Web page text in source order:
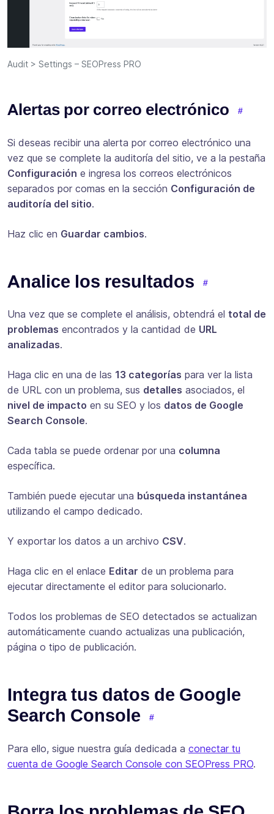
Audit > Settings – SEOPress PRO
Alertas por correo electrónico
Si deseas recibir una alerta por correo electrónico una
vez que se complete la auditoría del sitio, ve a la pestaña
Configuración e ingresa los correos electrónicos
separados por comas en la sección Configuración de
auditoría del sitio.
Haz clic en Guardar cambios.
Analice los resultados
Una vez que se complete el análisis, obtendrá el total de
problemas encontrados y la cantidad de URL
analizadas.
Haga clic en una de las 13 categorías para ver la lista
de URL con un problema, sus detalles asociados, el
nivel de impacto en su SEO y los datos de Google
Search Console.
Cada tabla se puede ordenar por una columna
específica.
También puede ejecutar una búsqueda instantánea
utilizando el campo dedicado.
Y exportar los datos a un archivo CSV.
Haga clic en el enlace Editar de un problema para
ejecutar directamente el editor para solucionarlo.
Todos los problemas de SEO detectados se actualizan
automáticamente cuando actualizas una publicación,
página o tipo de publicación.
Integra tus datos de Google
Search Console
Para ello, sigue nuestra guía dedicada a conectar tu
cuenta de Google Search Console con SEOPress PRO.